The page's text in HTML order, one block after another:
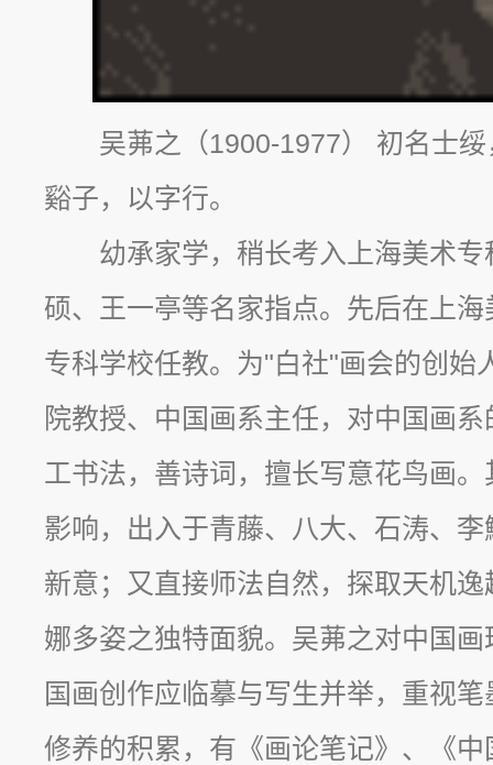
吴茀之（1900-1977） 初名士
谿子，以字行。
幼承家学，稍长考入上海美术
硕、王一亭等名家指点。先后在上
专科学校任教。为"白社"画会的创始
院教授、中国画系主任，对中国画
工书法，善诗词，擅长写意花鸟画
影响，出入于青藤、八大、石涛、
新意；又直接师法自然，探取天机
娜多姿之独特面貌。吴茀之对中国
国画创作应临摹与写生并举，重视
修养的积累，有《画论笔记》、《